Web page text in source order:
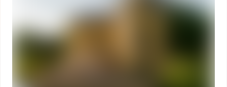
emoji_nature
Midden in de natuur